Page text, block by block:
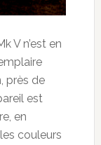
V n’est en
près de
est
en
couleurs